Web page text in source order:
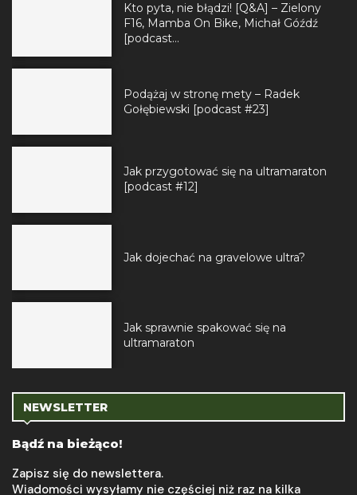
Kto pyta, nie błądzi! [Q&A] – Zielony
F16, Mamba On Bike, Michał Góźdź
[podcast...
Podążaj w stronę mety – Radek
Gołębiewski [podcast #23]
Jak przygotować się na ultramaraton
[podcast #12]
Jak dojechać na gravelowe ultra?
Jak sprawnie spakować się na
ultramaraton
NEWSLETTER
Bądź na bieżąco!
Zapisz się do newslettera.
Wiadomości wysyłamy nie częściej niż raz na kilka